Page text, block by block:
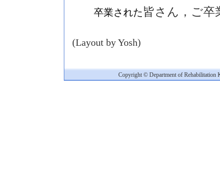
卒業された皆さん，ご
(Layout by Yosh)
Copyright © Department of Rehabilitation